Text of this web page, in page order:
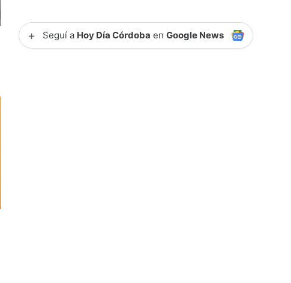
+ Seguí a Hoy Día Córdoba enGoogle News